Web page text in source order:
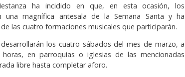
ha incidido en que, en esta ocasión, los
una magnífica antesala de la Semana Santa y ha
las cuatro formaciones musicales que participarán.
los cuatro sábados del mes de marzo, a
en parroquias o iglesias de las mencionadas
libre hasta completar aforo.